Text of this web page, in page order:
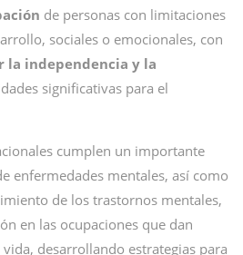
de personas con limitaciones
sociales o emocionales, con
la independencia y la
significativas para el
cumplen un importante
enfermedades mentales, así como
de los trastornos mentales,
en las ocupaciones que dan
desarrollando estrategias para